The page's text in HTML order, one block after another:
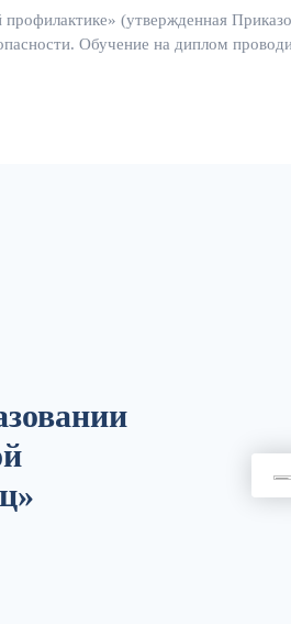
(утвержденная
Обучение на диплом